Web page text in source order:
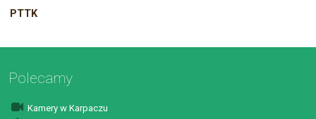
PTTK
Polecamy
Kamery w Karpaczu